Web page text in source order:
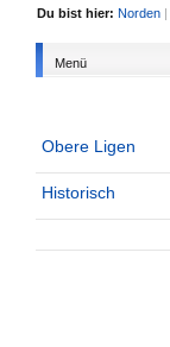
Du bist hier: Norden |
Menü
Obere Ligen
Historisch